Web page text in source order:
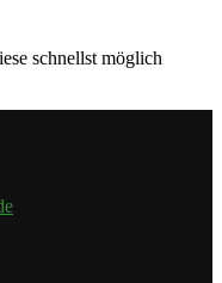
schnellst möglich